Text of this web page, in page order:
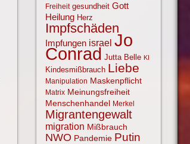
Freiheit gesundheit Gott
Heilung Herz
Impfschäden
Impfungen israel Jo
Conrad Jutta Belle KI
Kindesmißbrauch Liebe
Manipulation Maskenpflicht
Matrix Meinungsfreiheit
Menschenhandel Merkel
Migrantengewalt
migration Mißbrauch
NWO Pandemie Putin